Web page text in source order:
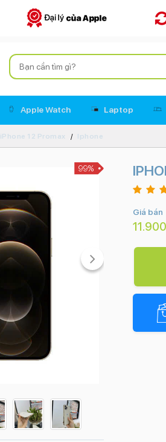
Apple Watch Laptop
iPhone 12 Promax Iphone
99%
Giá bán